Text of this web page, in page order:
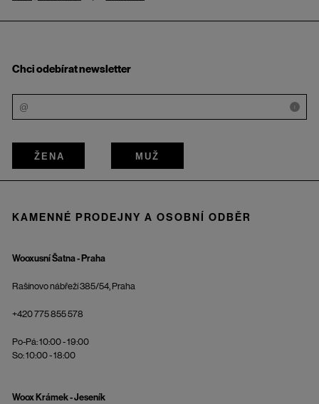
Chci odebírat newsletter
i
ŽENA MUŽ
KAMENNÉ PRODEJNY A OSOBNÍ ODBĚR
Wooxusní Šatna - Praha
Rašínovo nábřeží 385/54, Praha
+420 775 855 578
Po-Pá: 10:00 - 19:00
So: 10:00 - 18:00
Woox Krámek - Jeseník